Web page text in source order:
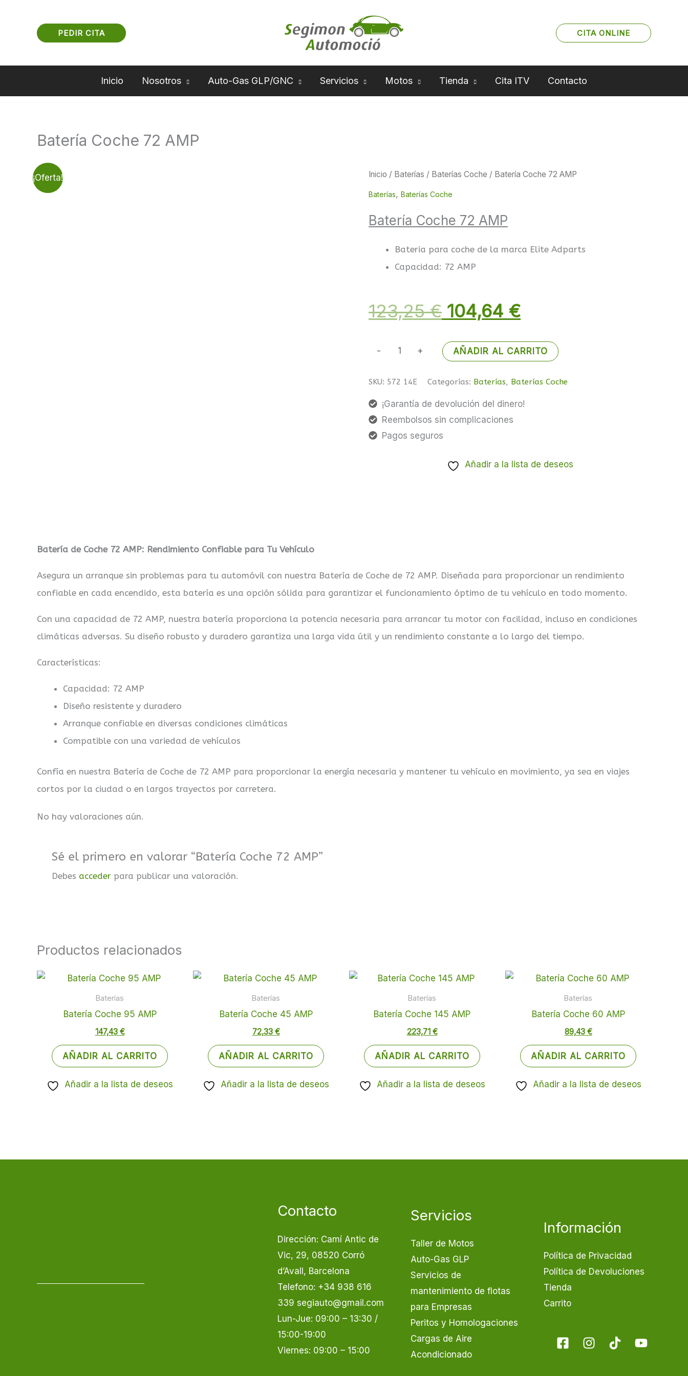
contenido
PEDIR CITA CITA ONLINE
Inicio Nosotros Auto-Gas GLP/GNC Servicios Motos Tienda Cita ITV Contacto
Batería Coche 72 AMP
¡Oferta! Inicio / Baterías / Baterías Coche / Batería Coche 72 AMP
Baterías, Baterías Coche
Batería Coche 72 AMP
Bateria para coche de la marca Elite Adparts
Capacidad: 72 AMP
123,25€
El
precio
original
era:
123,25 €.
104,64 €
precio
actual
es:
104,64 €.
-
Batería
Coche
AMP
+ AÑADIR AL CARRITO
SKU: 572 14E Categorías: Baterías, Baterías Coche
¡Garantía de devolución del dinero!
Reembolsos sin complicaciones
Pagos seguros
Añadir a la lista de deseos
Batería de Coche 72 AMP: Rendimiento Confiable para Tu Vehículo
Asegura un arranque sin problemas para tu automóvil con nuestra Batería de Coche de 72 AMP. Diseñada para proporcionar un rendimiento
confiable en cada encendido, esta batería es una opción sólida para garantizar el funcionamiento óptimo de tu vehículo en todo momento.
Con una capacidad de 72 AMP, nuestra batería proporciona la potencia necesaria para arrancar tu motor con facilidad, incluso en condiciones
climáticas adversas. Su diseño robusto y duradero garantiza una larga vida útil y un rendimiento constante a lo largo del tiempo.
Características:
Capacidad: 72 AMP
Diseño resistente y duradero
Arranque confiable en diversas condiciones climáticas
Compatible con una variedad de vehículos
Confía en nuestra Batería de Coche de 72 AMP para proporcionar la energía necesaria y mantener tu vehículo en movimiento, ya sea en viajes
cortos por la ciudad o en largos trayectos por carretera.
No hay valoraciones aún.
Sé el primero en valorar “Batería Coche 72 AMP”
Debes acceder para publicar una valoración.
Productos relacionados
Baterías
Batería Coche 95 AMP
147,43 €
AÑADIR AL CARRITO
Añadir a la lista de deseos
Baterías
Batería Coche 45 AMP
72,33 €
AÑADIR AL CARRITO
Añadir a la lista de deseos
Baterías
Batería Coche 145 AMP
223,71 €
AÑADIR AL CARRITO
Añadir a la lista de deseos
Baterías
Batería Coche 60 AMP
89,43 €
AÑADIR AL CARRITO
Añadir a la lista de deseos
Contacto
Dirección: Camí Antic de
Vic, 29, 08520 Corró
d’Avall, Barcelona
Telefono: +34 938 616
339 segiauto@gmail.com
Lun-Jue: 09:00 – 13:30 /
15:00-19:00
Viernes: 09:00 – 15:00
Servicios
Taller de Motos
Auto-Gas GLP
Servicios de
mantenimiento de flotas
para Empresas
Peritos y Homologaciones
Cargas de Aire
Acondicionado
Información
Política de Privacidad
Política de Devoluciones
Tienda
Carrito